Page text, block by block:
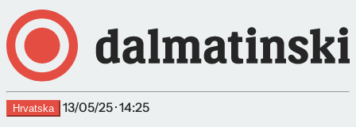
Hrvatska 13/05/25 · 14:25